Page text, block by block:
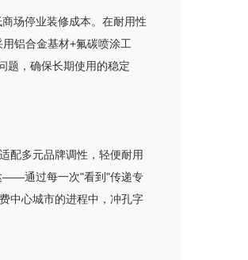
场停业装修成本。在耐用性
铝合金基材+氟碳喷涂工
题，确保长期使用的稳定
配多元品牌调性，轻便耐用
——通过每一次"看到"传递专
中心城市的进程中，冲孔字